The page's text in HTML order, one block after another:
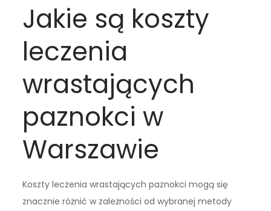
Jakie są koszty
leczenia
wrastających
paznokci w
Warszawie
Koszty leczenia wrastających paznokci mogą się
znacznie różnić w zależności od wybranej metody